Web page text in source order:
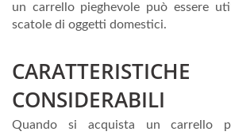
un carrello pieghevole può essere
scatole di oggetti domestici.
CARATTERISTICHE
CONSIDERABILI
Quando si acquista un carrello